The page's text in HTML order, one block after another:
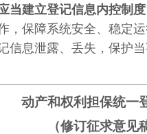
当建立登记信息内控制度
，保障系统安全、稳定
信息泄露、丢失，保护
动产和权利担保统一
（修订征求意见